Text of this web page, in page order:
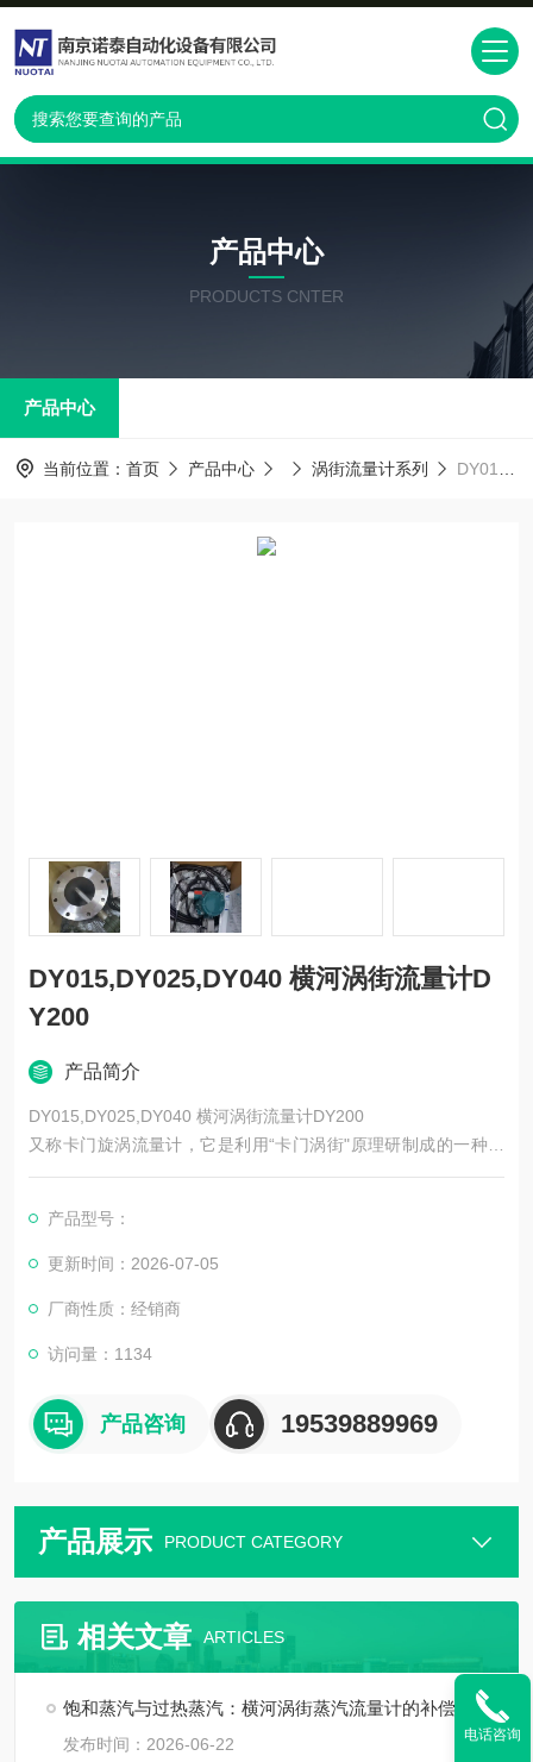
产品中心
PRODUCTS CNTER
产品中心
当前位置： 首页 产品中心 涡街流量计系列 DY015,DY025,DY040 横河涡街流量计DY200
DY015,DY025,DY040 横河涡街流量计D
Y200
产品简介
DY015,DY025,DY040 横河涡街流量计DY200
又称卡门旋涡流量计，它是利用“卡门涡街"原理研制成的一种流
体振荡式仪表。当流体以大的流速流过垂直于流体流向的非流线
生有规则的旋涡列，旋涡的分离频率与流体的流速成正比，与柱
状体迎流面宽度成反比
产品型号：
更新时间：2026-07-05
厂商性质：经销商
访问量：1134
产品咨询 19539889969
产品展示 PRODUCT CATEGORY
相关文章 ARTICLES
饱和蒸汽与过热蒸汽：横河涡街蒸汽流量计的补偿方式
发布时间：2026-06-22 电话咨询